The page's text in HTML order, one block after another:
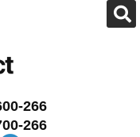
266
266